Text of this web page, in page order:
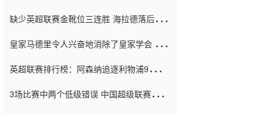
窗口
缺少英超联赛金靴位三连胜 海拉德落后6球
皇家马德里令人兴奋地消除了皇家学会 安
英超联赛排行榜：阿森纳追逐利物浦9分 曼
3场比赛中两个低级错误 中国超级联赛的前